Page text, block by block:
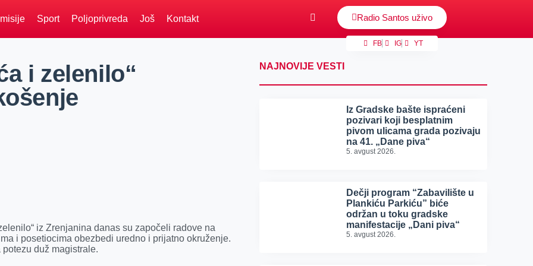
Sport Poljoprivreda Još Kontakt Radio Santos uživo
FB IG YT
i zelenilo“
iz Zrenjanina danas su započeli radove na
i posetiocima obezbedi uredno i prijatno okruženje.
duž magistrale.
NAJNOVIJE VESTI
Iz Gradske bašte ispraćeni
pozivari koji besplatnim
pivom ulicama grada pozivaju
na 41. „Dane piva“
5. avgust 2026.
Dečji program “Zabavilište u
Plankiću Parkiću” biće
održan u toku gradske
manifestacije „Dani piva“
5. avgust 2026.